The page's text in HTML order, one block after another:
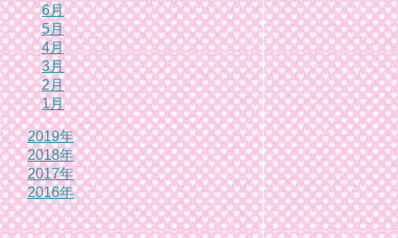
6月
5月
4月
3月
2月
1月
2019年
2018年
2017年
2016年